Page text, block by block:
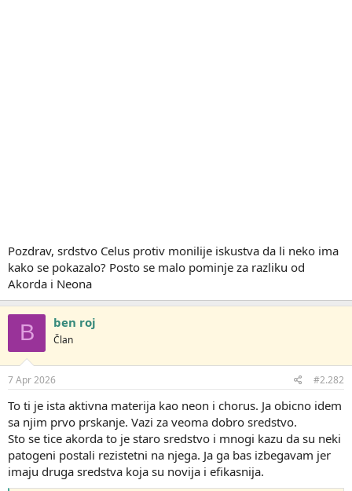
Pozdrav, srdstvo Celus protiv monilije iskustva da li neko ima
kako se pokazalo? Posto se malo pominje za razliku od
Akorda i Neona
B ben roj
Član
7 Apr 2026 #2.282
To ti je ista aktivna materija kao neon i chorus. Ja obicno idem
sa njim prvo prskanje. Vazi za veoma dobro sredstvo.
Sto se tice akorda to je staro sredstvo i mnogi kazu da su neki
patogeni postali rezistetni na njega. Ja ga bas izbegavam jer
imaju druga sredstva koja su novija i efikasnija.